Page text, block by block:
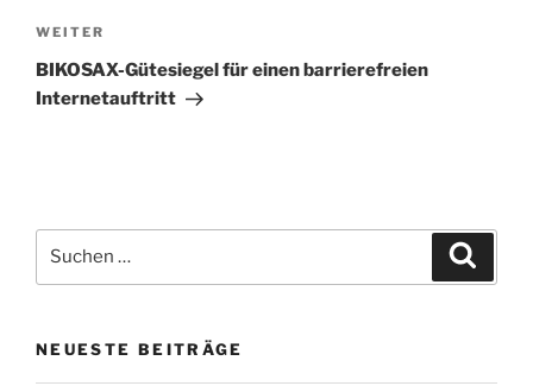
Nächster
Beitrag
WEITER
BIKOSAX-Gütesiegel für einen barrierefreien
Internetauftritt
nach:
NEUESTE BEITRÄGE